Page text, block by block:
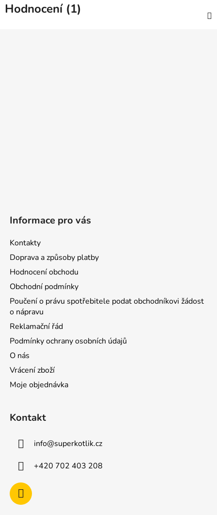
Hodnocení (1)
Informace pro vás
Kontakty
Doprava a způsoby platby
Hodnocení obchodu
Obchodní podmínky
Poučení o právu spotřebitele podat obchodníkovi žádost
o nápravu
Reklamační řád
Podmínky ochrany osobních údajů
O nás
Vrácení zboží
Moje objednávka
Kontakt
info@superkotlik.cz
+420 702 403 208